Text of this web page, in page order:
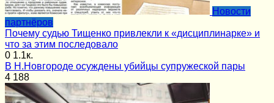
Новости
партнёров
Почему судью Тищенко привлекли к «дисциплинарке» и
что за этим последовало
0 1.1к.
В Н.Новгороде осуждены убийцы супружеской пары
4 188